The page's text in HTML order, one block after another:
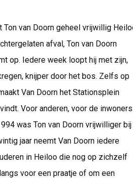
Ton van Doorn geheel vrijwillig
afval, Ton van Doorn
op. Iedere week loopt hij met zijn,
knijper door het bos. Zelfs op
Van Doorn het Stationsplein
Voor anderen, voor de inwoners
was Ton van Doorn vrijwilliger bij
jaar neemt Van Doorn iedere
in Heiloo die nog op zichzelf
voor een praatje of om een